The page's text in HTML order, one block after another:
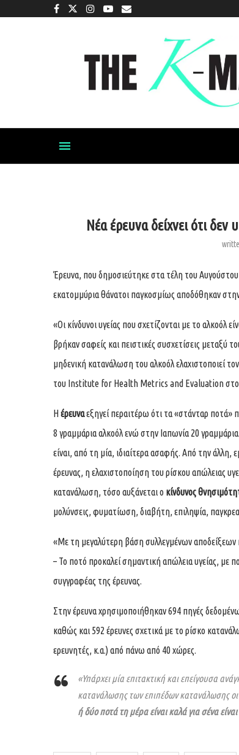
Νέα έρευνα δείχνει ότι
Έρευνα, που δημοσιεύτηκε στα τέλη του
εκατομμύρια θάνατοι παγκοσμίως αποδόθηκαν
«Οι κίνδυνοι υγείας που σχετίζονται με το αλκοόλ
βρήκαν σαφείς και πειστικές συσχετίσεις
μηδενική κατανάλωση του αλκοόλ ελαχιστοποιεί
του Institute for Health Metrics and Evaluation στο
Ηέρευναεξηγεί περαιτέρω ότι τα «στάνταρ ποτά»
8 γραμμάρια αλκοόλ ενώ στην Ιαπωνία 20
είναι, από τη μία, ιδιαίτερα ασαφής. Από την
έρευνας, η ελαχιστοποίηση του ρίσκου απώλειας
κατανάλωση, τόσο αυξάνεται ο κίνδυνος
μολύνσεις, φυματίωση, διαβήτη, επιληψία,
«Με τη μεγαλύτερη βάση συλλεγμένων αποδείξεων
– Το ποτό προκαλεί σημαντική απώλεια υγείας, με
συγγραφέας της έρευνας.
Στην έρευνα χρησιμοποιήθηκαν 694 πηγές
καθώς και 592 έρευνες σχετικά με το ρίσκο
ερευνητές, κ.α.) από πάνω από 40 χώρες.
«Υπάρχει μία επιτακτική και επείγουσα
κατανάλωσης των επιπέδων κατανάλωσης
ή δύο ποτά τη μέρα είναι καλά για σένα